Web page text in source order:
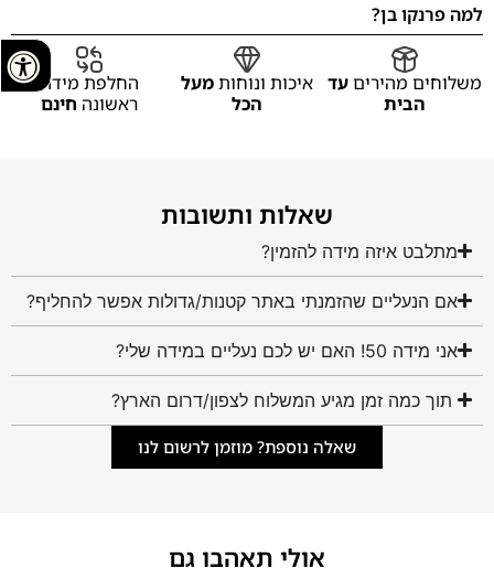
למה פרנקו בן?
משלוחים מהיריםעד
הבית
איכות ונוחותמעל
הכל
החלפת מידה
ראשונה חינם
שאלות ותשובות
מתלבט איזה מידה להזמין?
אם הנעליים שהזמנתי באתר קטנות/גדולות אפשר להחליף?
אני מידה 50! האם יש לכם נעליים במידה שלי?
תוך כמה זמן מגיע המשלוח לצפון/דרום הארץ?
שאלה נוספת? מוזמן לרשום לנו
אולי תאהבו גם